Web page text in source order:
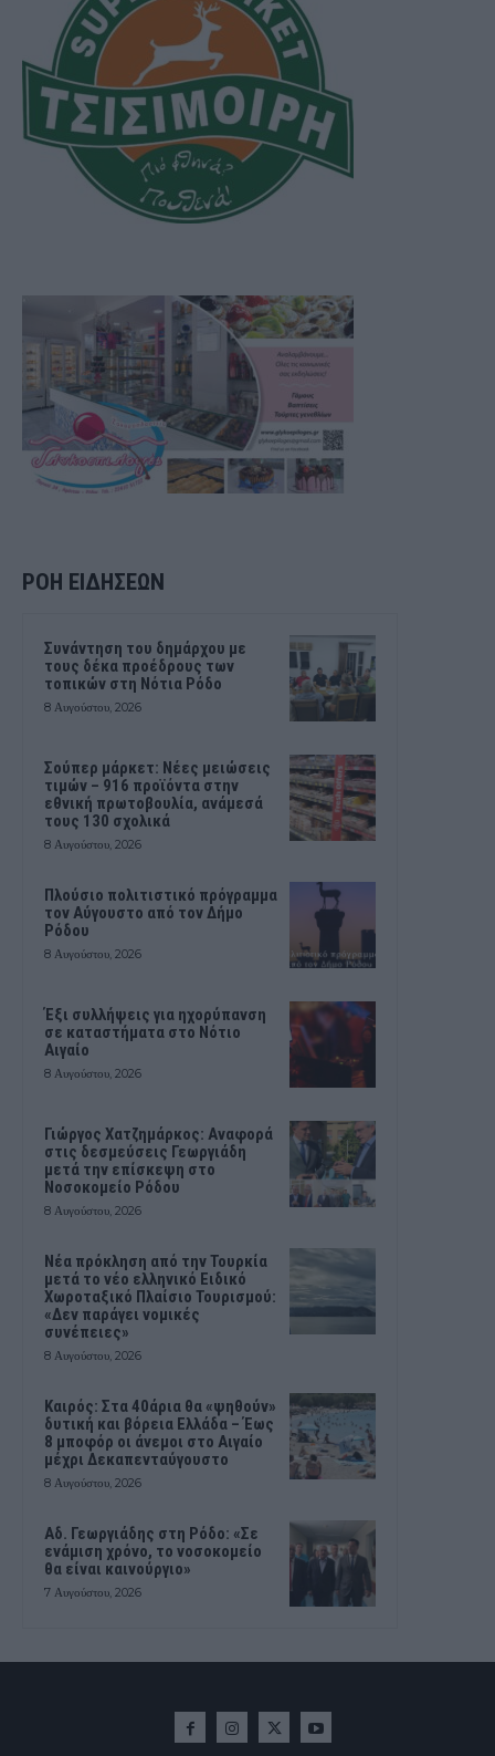
ΡΟΗ ΕΙΔΗΣΕΩΝ
Συνάντηση του δημάρχου με
τους δέκα προέδρους των
τοπικών στη Νότια Ρόδο
8 Αυγούστου, 2026
Σούπερ μάρκετ: Νέες μειώσεις
τιμών – 916 προϊόντα στην
εθνική πρωτοβουλία, ανάμεσά
τους 130 σχολικά
8 Αυγούστου, 2026
Πλούσιο πολιτιστικό πρόγραμμα
τον Αύγουστο από τον Δήμο
Ρόδου
8 Αυγούστου, 2026
Έξι συλλήψεις για ηχορύπανση
σε καταστήματα στο Νότιο
Αιγαίο
8 Αυγούστου, 2026
Γιώργος Χατζημάρκος: Αναφορά
στις δεσμεύσεις Γεωργιάδη
μετά την επίσκεψη στο
Νοσοκομείο Ρόδου
8 Αυγούστου, 2026
Νέα πρόκληση από την Τουρκία
μετά το νέο ελληνικό Ειδικό
Χωροταξικό Πλαίσιο Τουρισμού:
«Δεν παράγει νομικές
συνέπειες»
8 Αυγούστου, 2026
Καιρός: Στα 40άρια θα «ψηθούν»
δυτική και βόρεια Ελλάδα – Έως
8 μποφόρ οι άνεμοι στο Αιγαίο
μέχρι Δεκαπενταύγουστο
8 Αυγούστου, 2026
Αδ. Γεωργιάδης στη Ρόδο: «Σε
ενάμιση χρόνο, το νοσοκομείο
θα είναι καινούργιο»
7 Αυγούστου, 2026